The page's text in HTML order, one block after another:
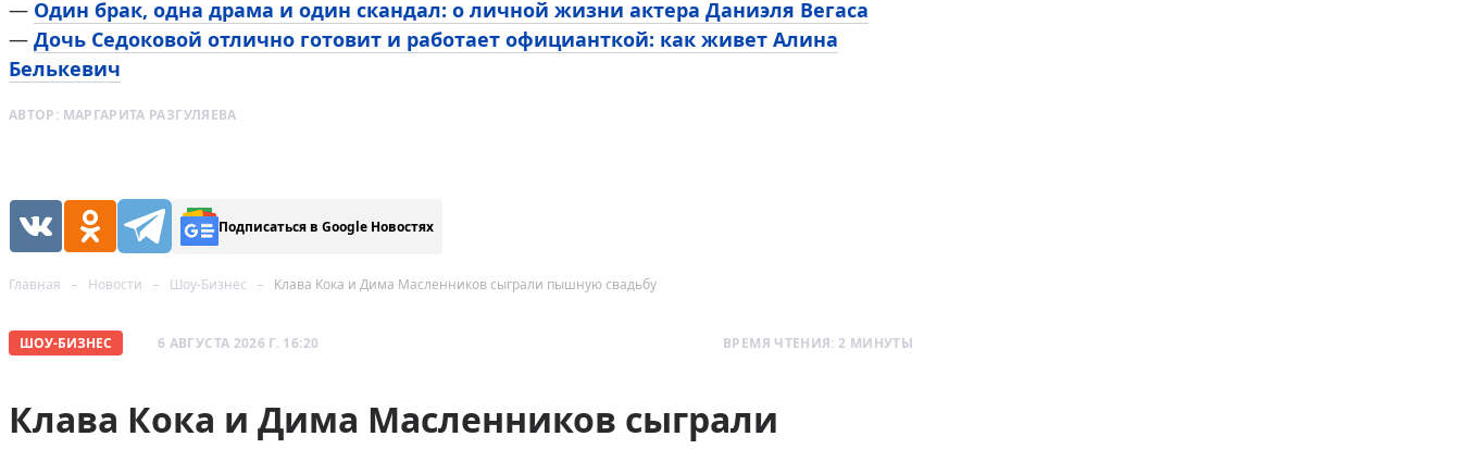
— Один брак, одна драма и один скандал: о личной жизни актера Даниэля Вегаса
— Дочь Седоковой отлично готовит и работает официанткой: как живет Алина
Белькевич
АВТОР: МАРГАРИТА РАЗГУЛЯЕВА
Подписаться в Google Новостях
Главная Новости Шоу-Бизнес Клава Кока и Дима Масленников сыграли пышную свадьбу
ШОУ-БИЗНЕС 6 АВГУСТА 2026 Г. 16:20 ВРЕМЯ ЧТЕНИЯ: 2 МИНУТЫ
Клава Кока и Дима Масленников сыграли